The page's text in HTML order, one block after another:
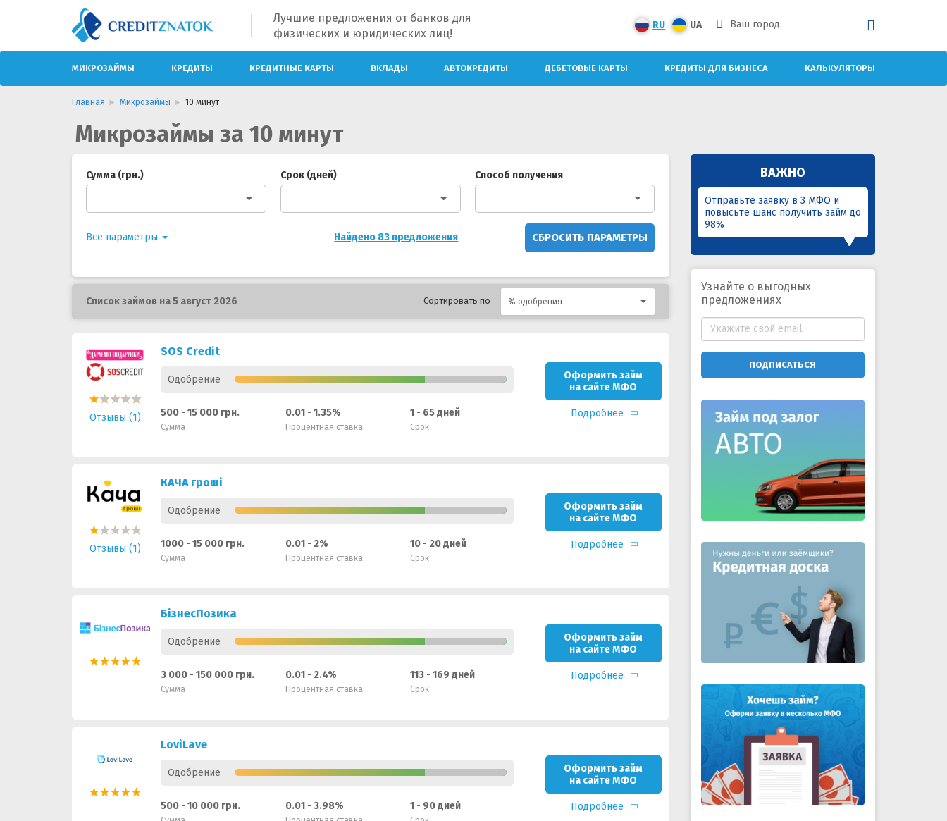
Лучшие предложения от банков для
физических и юридических лиц!
RU UA Ваш город:
МИКРОЗАЙМЫ КРЕДИТЫ КРЕДИТНЫЕ КАРТЫ ВКЛАДЫ АВТОКРЕДИТЫ ДЕБЕТОВЫЕ КАРТЫ КРЕДИТЫ ДЛЯ БИЗНЕСА КАЛЬКУЛЯТОРЫ
Главная Микрозаймы 10 минут
Микрозаймы за 10 минут
Сумма (грн.) Срок (дней) Способ получения
Все параметры СБРОСИТЬ ПАРАМЕТРЫ
Найдено 83 предложения
Список займов на 5 август 2026 Сортировать по % одобрения
Отзывы (1)
SOS Credit
Одобрение
500 - 15 000 грн.
Сумма
0.01 - 1.35%
Процентная ставка
1 - 65 дней
Срок
Оформить займ
на сайте МФО
Подробнее
Отзывы (1)
КАЧА гроші
Одобрение
1000 - 15 000 грн.
Сумма
0.01 - 2%
Процентная ставка
10 - 20 дней
Срок
Оформить займ
на сайте МФО
Подробнее
БізнесПозика
Одобрение
3 000 - 150 000 грн.
Сумма
0.01 - 2.4%
Процентная ставка
113 - 169 дней
Срок
Оформить займ
на сайте МФО
Подробнее
LoviLave
Одобрение
500 - 10 000 грн. 0.01 - 3.98% 1 - 90 дней
Оформить займ
на сайте МФО
Подробнее
ВАЖНО
Отправьте заявку в 3 МФО и
повысьте шанс получить займ до
98%
Узнайте о выгодных
предложениях
ПОДПИСАТЬСЯ